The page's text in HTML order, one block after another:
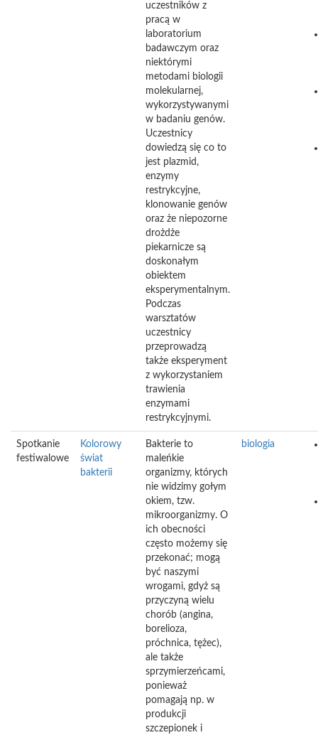
uczestników z
pracą w
laboratorium
badawczym oraz
niektórymi
metodami biologii
molekularnej,
wykorzystywanymi
w badaniu genów.
Uczestnicy
dowiedzą się co to
jest plazmid,
enzymy
restrykcyjne,
klonowanie genów
oraz że niepozorne
drożdże
piekarnicze są
doskonałym
obiektem
eksperymentalnym.
Podczas
warsztatów
uczestnicy
przeprowadzą
także eksperyment
z wykorzystaniem
trawienia
enzymami
restrykcyjnymi.
Spotkanie
festiwalowe
Kolorowy
świat
bakterii
Bakterie to
maleńkie
organizmy, których
nie widzimy gołym
okiem, tzw.
mikroorganizmy. O
ich obecności
często możemy się
przekonać; mogą
być naszymi
wrogami, gdyż są
przyczyną wielu
chorób (angina,
borelioza,
próchnica, tężec),
ale także
sprzymierzeńcami,
ponieważ
pomagają np. w
produkcji
szczepionek i
biologia